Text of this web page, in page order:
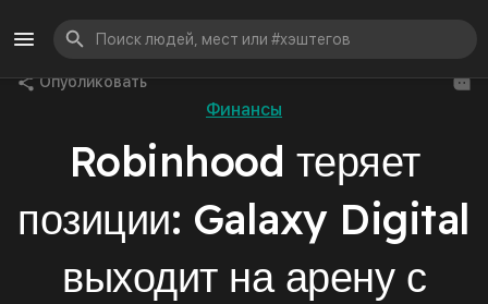
Опубликовать
Финансы
Robinhood теряет
позиции: Galaxy Digital
выходит на арену с